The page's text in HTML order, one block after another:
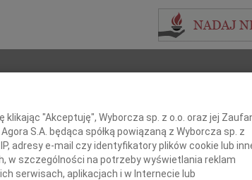
Imię i nazwisko lub numer ogłoszenia:
+ szukanie zaawansowane
"Akceptuję", Wyborcza sp. z o.o. oraz jej
S.A. będąca spółką powiązaną z Wyborcza sp. z
adresy e-mail czy identyfikatory plików cookie lub
w szczególności na potrzeby wyświetlania reklam
serwisach, aplikacjach i w Internecie lub